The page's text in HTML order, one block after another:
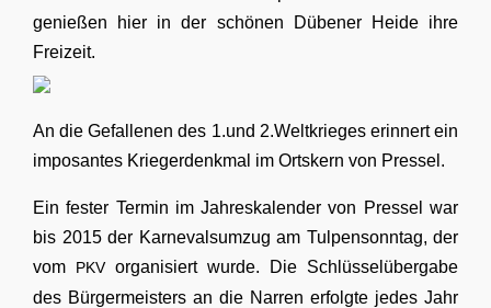
genießen hier in der schönen Dübener Heide ihre
Freizeit.
An die Gefallenen des 1.und 2.Weltkrieges erinnert ein
imposantes Kriegerdenkmal im Ortskern von Pressel.
Ein fester Termin im Jahreskalender von Pressel war
bis 2015 der Karnevalsumzug am Tulpensonntag, der
vom PKVorganisiert wurde. Die Schlüsselübergabe
des Bürgermeisters an die Narren erfolgte jedes Jahr